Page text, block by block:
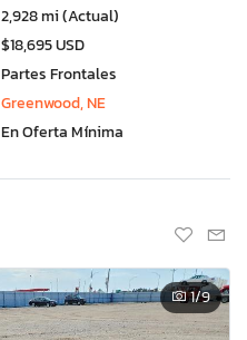
2,928 mi (Actual)
$18,695 USD
Partes Frontales
Greenwood, NE
En Oferta Mínima
1/9